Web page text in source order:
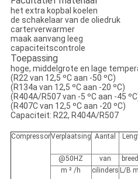
het extra kopbal koelen
de schakelaar van de oliedruk
carterverwarmer
maak aanvang leeg
capaciteitscontrole
Toepassing
hoge, middelgrote en lage
(R22 van 12,5 ºC aan -50 ºC)
(R134a van 12,5 ºC aan -20 ºC)
(R404A/R507 van -5 ºC aan -45
(R407C van 12,5 ºC aan -20 ºC)
Capaciteit: R22, R404A/R507
CompressorVerplaatsing Aantal
@50HZ van
m ² /h
cilinders L/B